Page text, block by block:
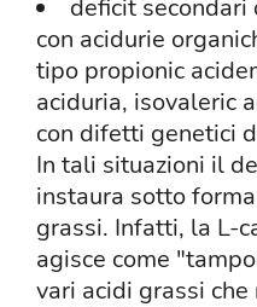
deficit
con acidurie
tipo propionic
aciduria, isovaleric
con difetti genetici
In tali situazioni il
instaura sotto
grassi. Infatti, la L-
agisce come
vari acidi grassi